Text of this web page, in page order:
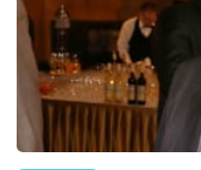
Sledujte nás